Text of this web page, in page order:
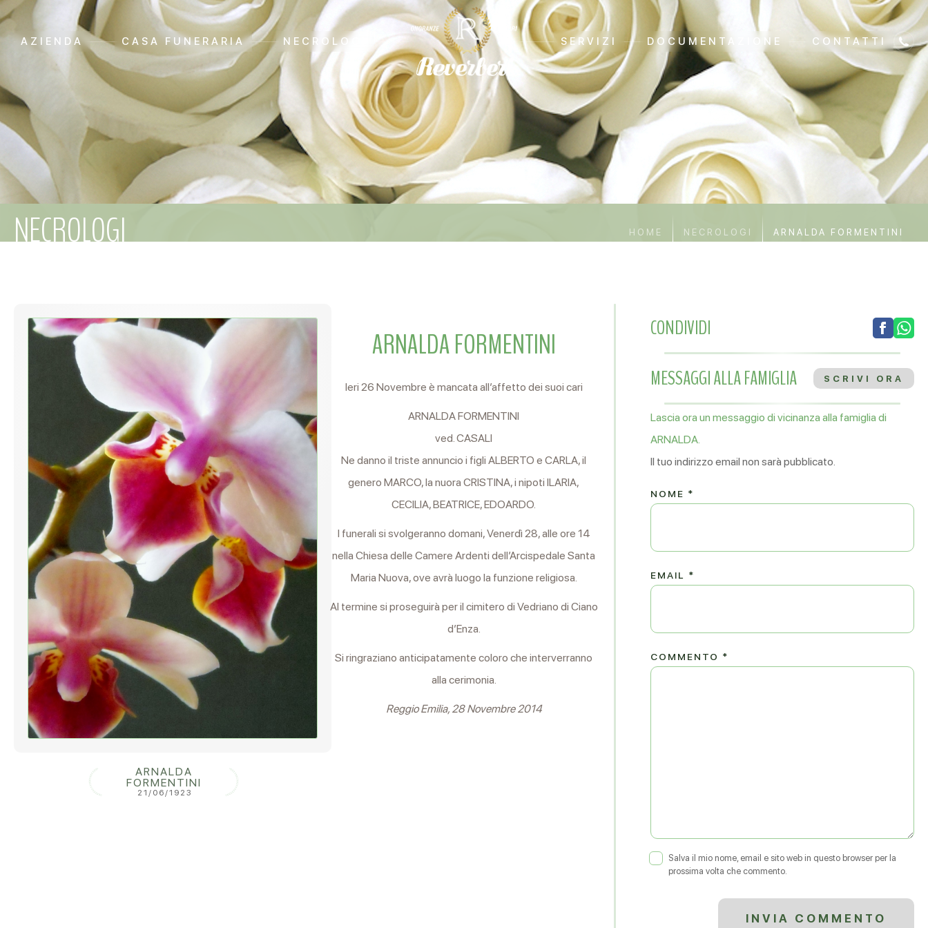
AZIENDA CASA FUNERARIA NECROLOGI SERVIZI DOCUMENTAZIONE CONTATTI
NECROLOGI HOME NECROLOGI ARNALDA FORMENTINI
ARNALDA
FORMENTINI
21/06/1923
ARNALDA FORMENTINI
Ieri 26 Novembre è mancata all’affetto dei suoi cari
ARNALDA FORMENTINI
ved. CASALI
Ne danno il triste annuncio i figli ALBERTO e CARLA, il
genero MARCO, la nuora CRISTINA, i nipoti ILARIA,
CECILIA, BEATRICE, EDOARDO.
I funerali si svolgeranno domani, Venerdì 28, alle ore 14
nella Chiesa delle Camere Ardenti dell’Arcispedale Santa
Maria Nuova, ove avrà luogo la funzione religiosa.
Al termine si proseguirà per il cimitero di Vedriano di Ciano
d’Enza.
Si ringraziano anticipatamente coloro che interverranno
alla cerimonia.
Reggio Emilia, 28 Novembre 2014
CONDIVIDI
MESSAGGI ALLA FAMIGLIA
SCRIVI ORA
Lascia ora un messaggio di vicinanza alla famiglia di
ARNALDA.
Il tuo indirizzo email non sarà pubblicato.
COMMENTO *
NOME *
EMAIL *
Salva il mio nome, email e sito web in questo browser per la
prossima volta che commento.